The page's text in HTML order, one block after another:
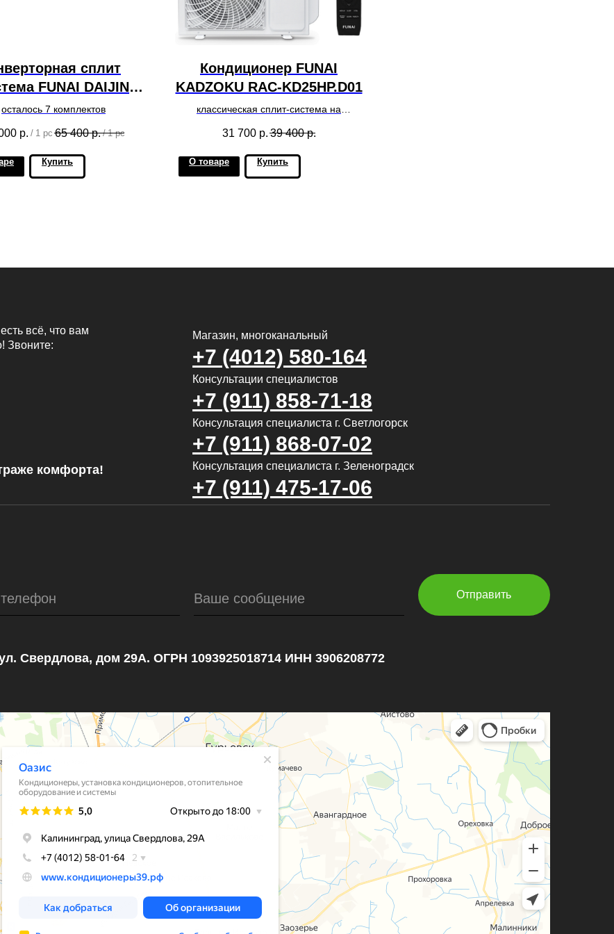
сплит
FUNAI DAIJIN
RAC-I-DA25HP.D01
осталось 7 комплектов
р. / 1 pc 65 400 р. / 1 pc
Купить
Кондиционер FUNAI
KADZOKU RAC-KD25HP.D01
классическая сплит-система на
квадратных
31 700 р. 39 400 р.
О товаре Купить
Ваше сообщение Отправить
всё, что вам
Звоните:
комфорта!
Магазин, многоканальный
Консультация специалиста г. Светлогорск
Консультация специалиста г. Зеленоградск
Консультации специалистов
+7 (911) 858-71-18
+7 (911) 475-17-06
+7 (911) 868-07-02
+7 (4012) 580-164
Свердлова, дом 29А. ОГРН 1093925018714 ИНН 3906208772